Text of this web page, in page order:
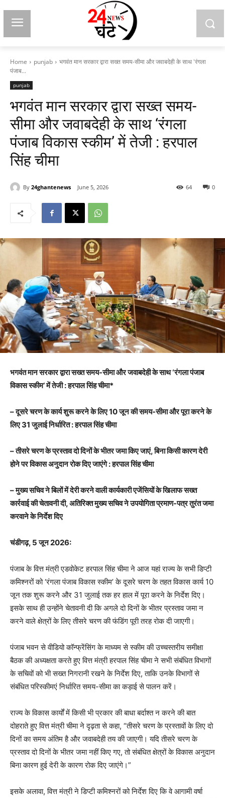
Home punjab
भगवंत मान सरकार द्वारा सख्त समय-सीमा और जवाबदेही के साथ 'रंगला
पंजाब...
punjab
भगवंत मान सरकार द्वारा सख्त समय-
सीमा और जवाबदेही के साथ ‘रंगला
पंजाब विकास स्कीम’ में तेजी : हरपाल
सिंह चीमा
By 24ghantenews June 5, 2026 0
64
भगवंत मान सरकार द्वारा सख्त समय-सीमा और जवाबदेही के साथ ‘रंगला पंजाब
विकास स्कीम’ में तेजी : हरपाल सिंह चीमा*
– दूसरे चरण के कार्य शुरू करने के लिए 10 जून की समय-सीमा और पूरा करने के
लिए 31 जुलाई निर्धारित : हरपाल सिंह चीमा
– तीसरे चरण के प्रस्ताव दो दिनों के भीतर जमा किए जाएं, बिना किसी कारण देरी
होने पर विकास अनुदान रोक दिए जाएंगे : हरपाल सिंह चीमा
– मुख्य सचिव ने बिलों में देरी करने वाली कार्यकारी एजेंसियों के खिलाफ सख्त
कार्रवाई की चेतावनी दी, अतिरिक्त मुख्य सचिव ने उपयोगिता प्रमाण-पत्र तुरंत जमा
करवाने के निर्देश दिए
चंडीगढ़, 5 जून 2026:
पंजाब के वित्त मंत्री एडवोकेट हरपाल सिंह चीमा ने आज यहां राज्य के सभी डिप्टी
कमिश्नरों को ‘रंगला पंजाब विकास स्कीम’ के दूसरे चरण के तहत विकास कार्य 10
जून तक शुरू करने और 31 जुलाई तक हर हाल में पूरा करने के निर्देश दिए।
इसके साथ ही उन्होंने चेतावनी दी कि अगले दो दिनों के भीतर प्रस्ताव जमा न
करने वाले क्षेत्रों के लिए तीसरे चरण की फंडिंग पूरी तरह रोक दी जाएगी।
पंजाब भवन से वीडियो कॉन्फ्रेंसिंग के माध्यम से स्कीम की उच्चस्तरीय समीक्षा
बैठक की अध्यक्षता करते हुए वित्त मंत्री हरपाल सिंह चीमा ने सभी संबंधित विभागों
के सचिवों को भी सख्त निगरानी रखने के निर्देश दिए, ताकि उनके विभागों से
संबंधित परिस्कीमएं निर्धारित समय-सीमा का कड़ाई से पालन करें।
राज्य के विकास कार्यों में किसी भी प्रकार की बाधा बर्दाश्त न करने की बात
दोहराते हुए वित्त मंत्री चीमा ने दृढ़ता से कहा, “तीसरे चरण के प्रस्तावों के लिए दो
दिनों का समय अंतिम है और जवाबदेही तय की जाएगी। यदि तीसरे चरण के
प्रस्ताव दो दिनों के भीतर जमा नहीं किए गए, तो संबंधित क्षेत्रों के विकास अनुदान
बिना कारण हुई देरी के कारण रोक दिए जाएंगे।”
इसके अलावा, वित्त मंत्री ने डिप्टी कमिश्नरों को निर्देश दिए कि वे आगामी वर्षा